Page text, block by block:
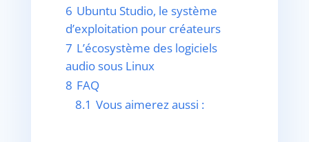
6 Ubuntu Studio, le système
d’exploitation pour créateurs
7 L’écosystème des logiciels
audio sous Linux
8 FAQ
8.1 Vous aimerez aussi :